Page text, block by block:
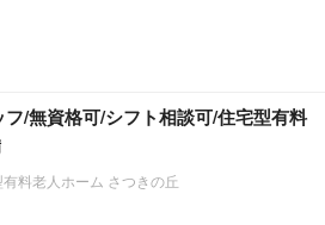
フ/無資格可/シフト相談可/住宅型有料
料老人ホーム さつきの丘